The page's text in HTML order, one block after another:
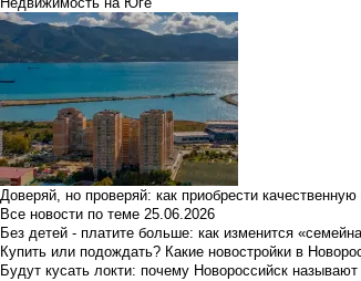
Доверяй, но проверяй: как приобрести
Все новости по теме 25.06.2026
Без детей - платите больше: как изменится
Купить или подождать? Какие новостройки в
Будут кусать локти: почему Новороссийск